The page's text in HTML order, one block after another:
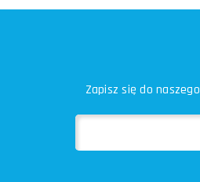
Zapisz się do naszego